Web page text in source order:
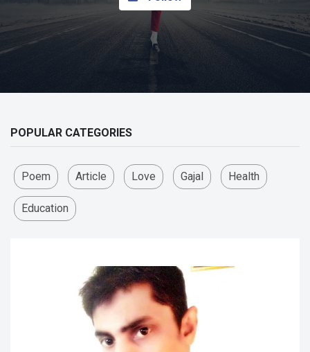
POPULAR CATEGORIES
Poem Article Love Gajal Health
Education